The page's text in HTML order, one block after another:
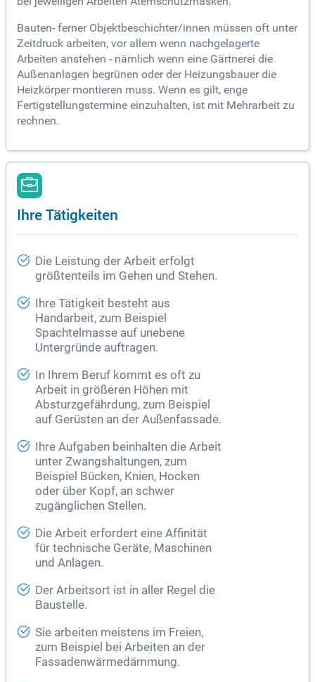
Bauten- ferner Objektbeschichter/innen müssen oft unter
Zeitdruck arbeiten, vor allem wenn nachgelagerte
Arbeiten anstehen - nämlich wenn eine Gärtnerei die
Außenanlagen begrünen oder der Heizungsbauer die
Heizkörper montieren muss. Wenn es gilt, enge
Fertigstellungstermine einzuhalten, ist mit Mehrarbeit zu
rechnen.
Ihre Tätigkeiten
Die Leistung der Arbeit erfolgt
größtenteils im Gehen und Stehen.
Ihre Tätigkeit besteht aus
Handarbeit, zum Beispiel
Spachtelmasse auf unebene
Untergründe auftragen.
In Ihrem Beruf kommt es oft zu
Arbeit in größeren Höhen mit
Absturzgefährdung, zum Beispiel
auf Gerüsten an der Außenfassade.
Ihre Aufgaben beinhalten die Arbeit
unter Zwangshaltungen, zum
Beispiel Bücken, Knien, Hocken
oder über Kopf, an schwer
zugänglichen Stellen.
Die Arbeit erfordert eine Affinität
für technische Geräte, Maschinen
und Anlagen.
Der Arbeitsort ist in aller Regel die
Baustelle.
Sie arbeiten meistens im Freien,
zum Beispiel bei Arbeiten an der
Fassadenwärmedämmung.